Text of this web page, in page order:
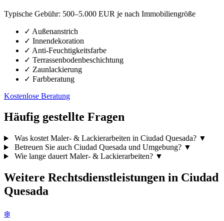
Typische Gebühr: 500–5.000 EUR je nach Immobiliengröße
✓ Außenanstrich
✓ Innendekoration
✓ Anti-Feuchtigkeitsfarbe
✓ Terrassenbodenbeschichtung
✓ Zaunlackierung
✓ Farbberatung
Kostenlose Beratung
Häufig gestellte Fragen
Was kostet Maler- & Lackierarbeiten in Ciudad Quesada? ▼
Betreuen Sie auch Ciudad Quesada und Umgebung? ▼
Wie lange dauert Maler- & Lackierarbeiten? ▼
Weitere Rechtsdienstleistungen in Ciudad
Quesada
❄️